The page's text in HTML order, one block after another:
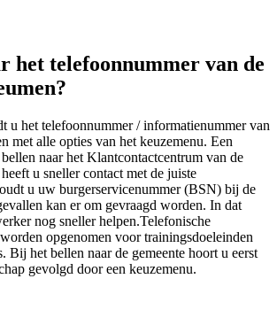
het telefoonnummer van de
u het telefoonnummer / informatienummer van
met alle opties van het keuzemenu. Een
naar het Klantcontactcentrum van de
u sneller contact met de juiste
u uw burgerservicenummer (BSN) bij de
kan er om gevraagd worden. In dat
nog sneller helpen.Telefonische
opgenomen voor trainingsdoeleinden
Bij het bellen naar de gemeente hoort u eerst
gevolgd door een keuzemenu.